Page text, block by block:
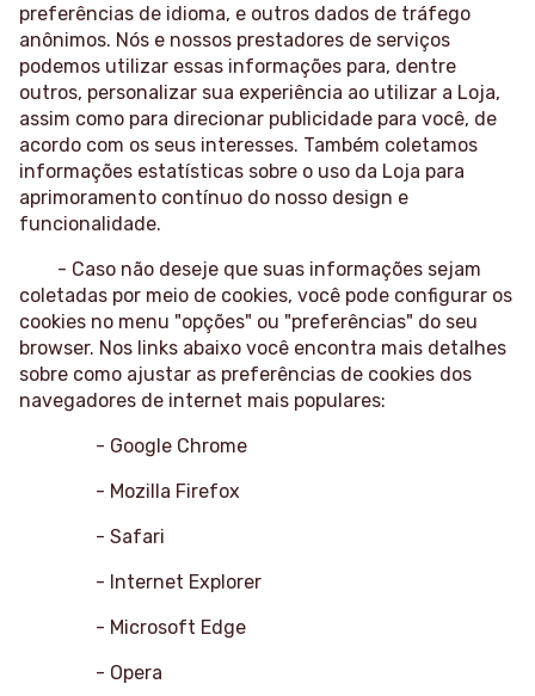
preferências de idioma, e outros dados de tráfego
anônimos. Nós e nossos prestadores de serviços
podemos utilizar essas informações para, dentre
outros, personalizar sua experiência ao utilizar a Loja,
assim como para direcionar publicidade para você, de
acordo com os seus interesses. Também coletamos
informações estatísticas sobre o uso da Loja para
aprimoramento contínuo do nosso design e
funcionalidade.
- Caso não deseje que suas informações sejam
coletadas por meio de cookies, você pode configurar os
cookies no menu "opções" ou "preferências" do seu
browser. Nos links abaixo você encontra mais detalhes
sobre como ajustar as preferências de cookies dos
navegadores de internet mais populares:
- Google Chrome
- Mozilla Firefox
- Safari
- Internet Explorer
- Microsoft Edge
- Opera